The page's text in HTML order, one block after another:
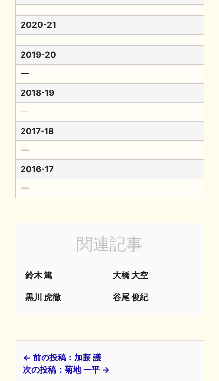
2020-21
2019-20
━
2018-19
━
2017-18
━
2016-17
━
関連記事
鈴木 篤 大橋 大空
黒川 虎徹 谷尾 俊紀
← 前の投稿：加藤 護
次の投稿：菊地 一平 →